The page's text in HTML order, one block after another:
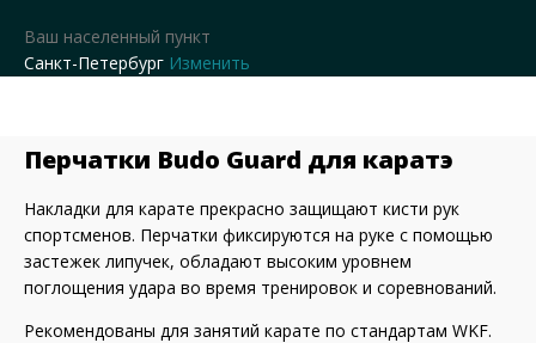
Ваш населенный пункт
Санкт-Петербург Изменить
Перчатки Budo Guard для каратэ
Накладки для карате прекрасно защищают кисти рук
спортсменов. Перчатки фиксируются на руке с помощью
застежек липучек, обладают высоким уровнем
поглощения удара во время тренировок и соревнований.
Рекомендованы для занятий карате по стандартам WKF.